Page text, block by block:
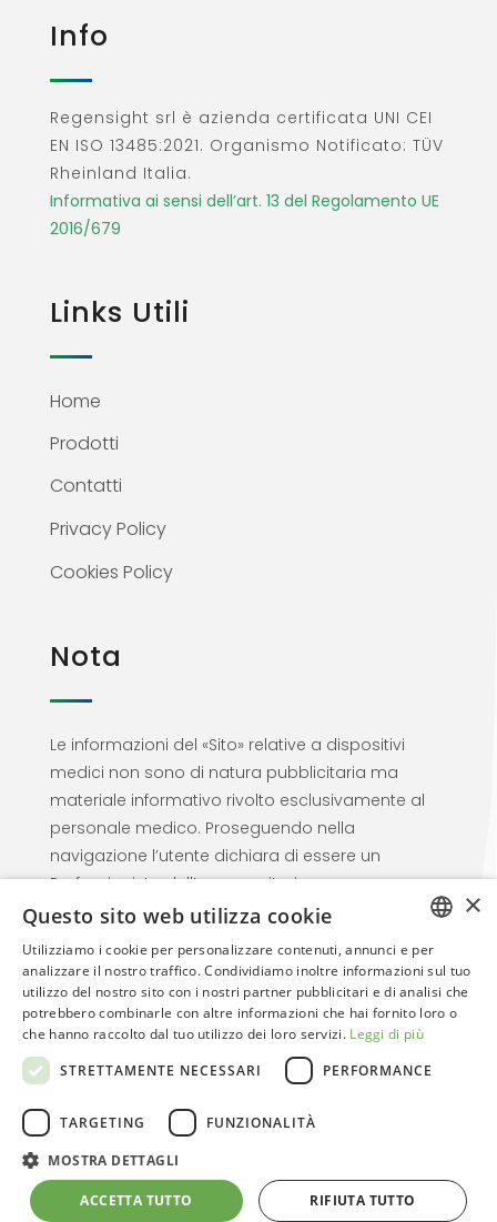
Info
Regensight srl è azienda certificata UNI CEI
EN ISO 13485:2021. Organismo Notificato: TÜV
Rheinland Italia.
Informativa ai sensi dell’art. 13 del Regolamento UE
2016/679
Links Utili
Home
Prodotti
Contatti
Privacy Policy
Cookies Policy
Nota
Le informazioni del «Sito» relative a dispositivi
medici non sono di natura pubblicitaria ma
materiale informativo rivolto esclusivamente al
personale medico. Proseguendo nella
navigazione l’utente dichiara di essere un
Professionista dell’area sanitaria
© 2026. Regensight | Creative Web Design By
ITALIAN
ENGLISH
×
Questo sito web utilizza cookie
Utilizziamo i cookie per personalizzare contenuti, annunci e per
analizzare il nostro traffico. Condividiamo inoltre informazioni sul tuo
utilizzo del nostro sito con i nostri partner pubblicitari e di analisi che
potrebbero combinarle con altre informazioni che hai fornito loro o
che hanno raccolto dal tuo utilizzo dei loro servizi. Leggi di più
STRETTAMENTE NECESSARI
PERFORMANCE
TARGETING FUNZIONALITÀ
MOSTRA DETTAGLI
ACCETTA TUTTO RIFIUTA TUTTO